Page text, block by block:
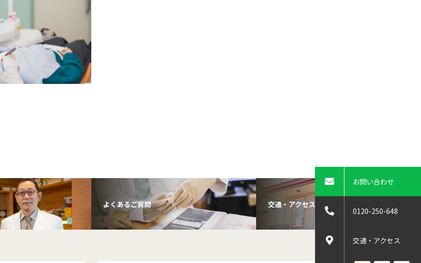
お問い合わせ
0120-250-648
交通・アクセス
よくあるご質問 交通・アクセス